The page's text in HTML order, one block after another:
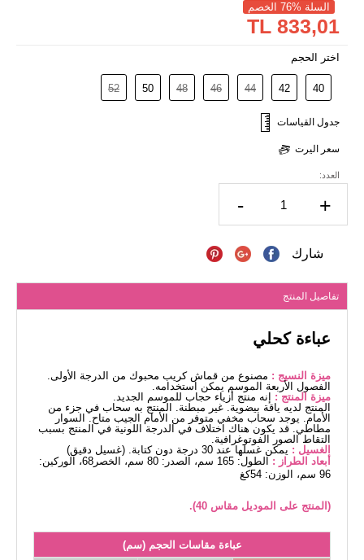
السلة %76 الخصم
833,01 TL
اختر الحجم
40
42
44
46
48
50
52
جدول القياسات
سعر اليرت
العدد:
- +
شارك
تفاصيل المنتج
عباءة كحلي
ميزة النسيج : مصنوع من قماش كريب محبوك من الدرجة الأولى.
الفصول الأربعة الموسم يمكن استخدامه.
ميزة المنتج : إنه منتج أزياء حجاب للموسم الجديد.
المنتج لديه ياقة بيضوية. غير مبطنة. المنتج به سحاب في جزء من
الأمام. يوجد سحاب مخفي متوفر من الأمام الجيب متاح. السوار
مطاطي. قد يكون هناك اختلاف في الدرجة اللونية في المنتج بسبب
التقاط الصور الفوتوغرافية.
الغسيل : يمكن غسلها عند 30 درجة دون كتابة. (غسيل دقيق)
أبعاد الطراز :
الطول: 165 سم، الصدر: 80 سم، الخصر68، الوركين:
96 سم، الوزن: 54كغ
(المنتج على الموديل مقاس 40).
عباءة مقاسات الحجم (سم)